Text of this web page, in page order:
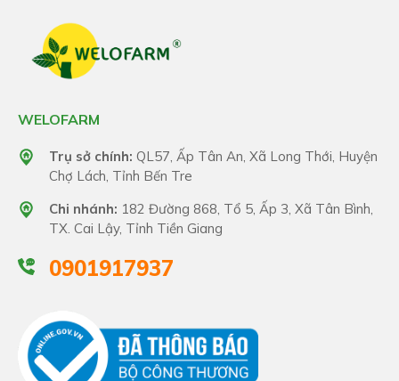
WELOFARM
Trụ sở chính: QL57, Ấp Tân An, Xã Long Thới, Huyện
Chợ Lách, Tỉnh Bến Tre
Chi nhánh: 182 Đường 868, Tổ 5, Ấp 3, Xã Tân Bình,
TX. Cai Lậy, Tỉnh Tiền Giang
0901917937